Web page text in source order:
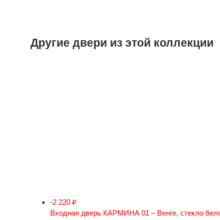
Другие двери из этой коллекции
-2 220 ₽
Входная дверь КАРМИНА 01 – Венге, стекло